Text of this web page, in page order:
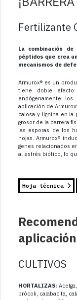
Fertilizante
La combinación
péptidos que crea
mecanismos de
Armurox® es un
tiene doble
endógenamente
aplicación de
calosa y lignina en
grosor de la barrera
las esporas de los
hojas. Armurox®
genes relacionados
al estrés biótico, lo
Hoja técnica
aplicación
CULTIVOS
HORTALIZAS:
brócoli, calabacita,